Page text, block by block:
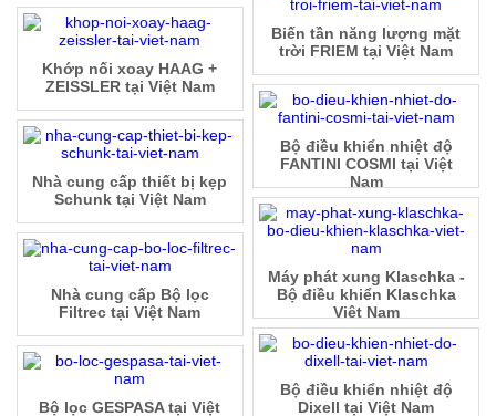
Biến tần năng lượng mặt
trời FRIEM tại Việt Nam
Khớp nối xoay HAAG +
ZEISSLER tại Việt Nam
Bộ điều khiển nhiệt độ
FANTINI COSMI tại Việt
Nam
Nhà cung cấp thiết bị kẹp
Schunk tại Việt Nam
Máy phát xung Klaschka -
Bộ điều khiển Klaschka
Việt Nam
Nhà cung cấp Bộ lọc
Filtrec tại Việt Nam
Bộ điều khiển nhiệt độ
Dixell tại Việt Nam
Bộ lọc GESPASA tại Việt